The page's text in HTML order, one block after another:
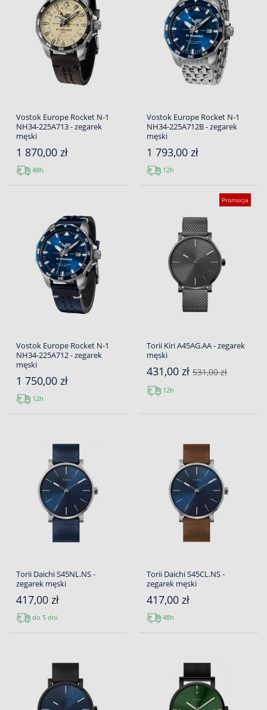
Vostok Europe Rocket N-1
NH34-225A713 - zegarek
męski
1 870,00 zł
48h
Vostok Europe Rocket N-1
NH34-225A712B - zegarek
męski
1 793,00 zł
12h
Vostok Europe Rocket N-1
NH34-225A712 - zegarek
męski
1 750,00 zł
12h
Promocja
Torii Kiri A45AG.AA - zegarek
męski
431,00 zł 531,00 zł
12h
Torii Daichi S45NL.NS -
zegarek męski
417,00 zł
do 5 dni
Torii Daichi S45CL.NS -
zegarek męski
417,00 zł
48h